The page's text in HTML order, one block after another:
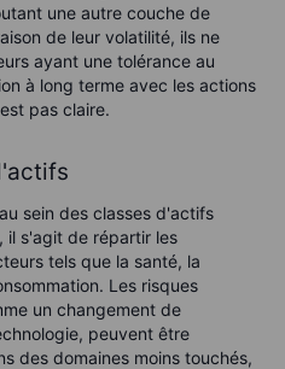
une autre couche de
de leur volatilité, ils ne
ayant une tolérance au
à long terme avec les actions
pas claire.
sein des classes d'actifs
il s'agit de répartir les
tels que la santé, la
Les risques
un changement de
peuvent être
des domaines moins touchés,